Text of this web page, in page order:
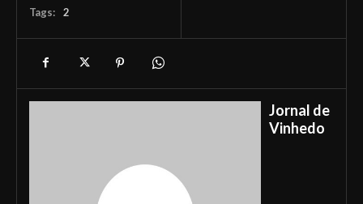
Tags: 2
Jornal de
Vinhedo